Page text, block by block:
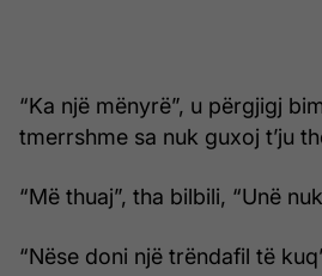
“Ka një mënyrë”, u përgjigj
tmerrshme sa nuk guxoj t’ju
“Më thuaj”, tha bilbili, “Unë
“Nëse doni një trëndafil të